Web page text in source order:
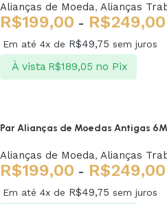
Alianças de Moeda, Alianças
R$199,00 - R$249,00
Em até 4x de R$49,75 sem juros
À vista R$189,05 no Pix
Par Alianças de Moedas Antigas
Alianças de Moeda, Alianças
R$199,00 - R$249,00
Em até 4x de R$49,75 sem juros